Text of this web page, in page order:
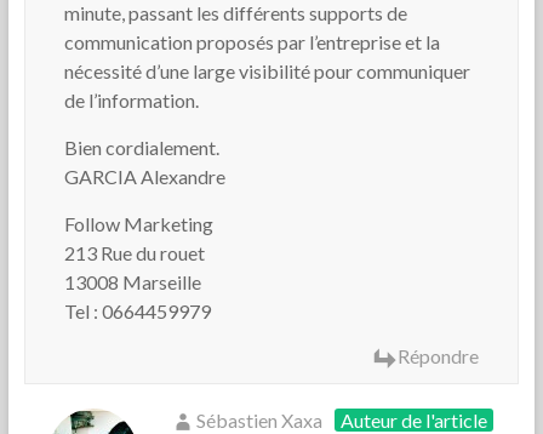
minute, passant les différents supports de
communication proposés par l’entreprise et la
nécessité d’une large visibilité pour communiquer
de l’information.
Bien cordialement.
GARCIA Alexandre
Follow Marketing
213 Rue du rouet
13008 Marseille
Tel : 0664459979
Répondre
Sébastien Xaxa
Auteur de l'article